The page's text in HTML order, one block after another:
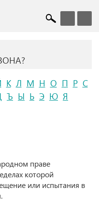
К Л М Н О П Р С
Ъ Ы Ь Э Ю Я
праве
которой
или испытания в